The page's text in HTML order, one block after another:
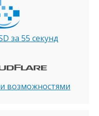
за 55 секунд
возможностями